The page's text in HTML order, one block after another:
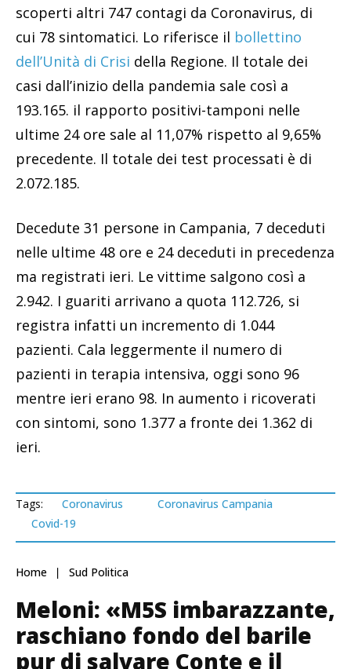
scoperti altri 747 contagi da Coronavirus, di
cui 78 sintomatici. Lo riferisce il bollettino
dell’Unità di Crisi della Regione. Il totale dei
casi dall’inizio della pandemia sale così a
193.165. il rapporto positivi-tamponi nelle
ultime 24 ore sale al 11,07% rispetto al 9,65%
precedente. Il totale dei test processati è di
2.072.185.
Decedute 31 persone in Campania, 7 deceduti
nelle ultime 48 ore e 24 deceduti in precedenza
ma registrati ieri. Le vittime salgono così a
2.942. I guariti arrivano a quota 112.726, si
registra infatti un incremento di 1.044
pazienti. Cala leggermente il numero di
pazienti in terapia intensiva, oggi sono 96
mentre ieri erano 98. In aumento i ricoverati
con sintomi, sono 1.377 a fronte dei 1.362 di
ieri.
Tags: Coronavirus
Coronavirus Campania
Covid-19
Home Sud Politica
Meloni: «M5S imbarazzante,
raschiano fondo del barile
pur di salvare Conte e il